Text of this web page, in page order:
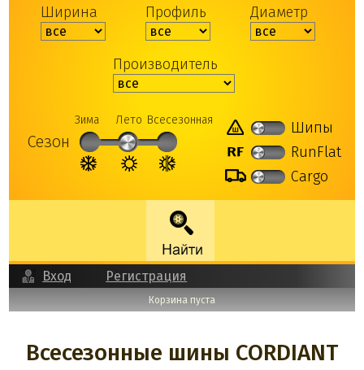
Ширина Профиль Диаметр
Производитель
Сезон
Зима Лето Всесезонная
Шипы
RunFlat
Cargo
Вход Регистрация
Корзина пуста
Всесезонные шины CORDIANT